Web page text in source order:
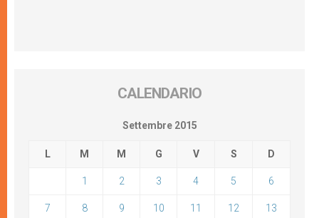
CALENDARIO
Settembre 2015
L M M G V S D
1 2 3 4 5 6
7 8 9 10 11 12 13